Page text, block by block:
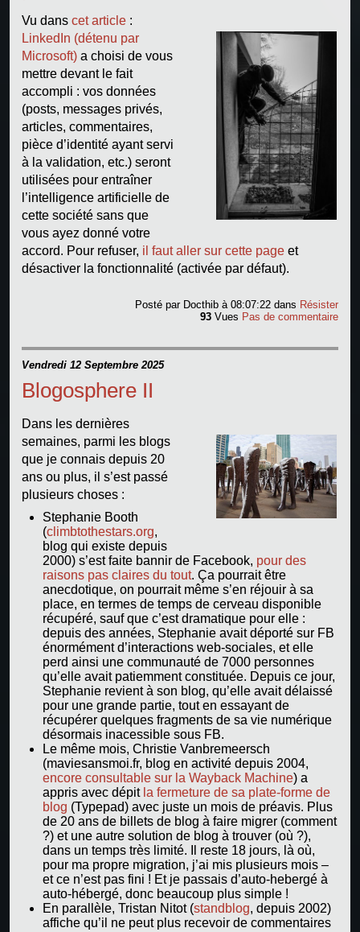
Vu dans cet article:
LinkedIn (détenu par
Microsoft)a choisi de vous
mettre devant le fait
accompli : vos données
(posts, messages privés,
articles, commentaires,
pièce d’identité ayant servi
à la validation, etc.) seront
utilisées pour entraîner
l’intelligence artificielle de
cette société sans que
vous ayez donné votre
accord. Pour refuser, il faut aller sur cette pageet
désactiver la fonctionnalité (activée par défaut).
Posté par Docthib à 08:07:22dans Résister
93 Vues Pas de commentaire
Vendredi 12 Septembre 2025
Blogosphere II
Dans les dernières
semaines, parmi les blogs
que je connais depuis 20
ans ou plus, il s’est passé
plusieurs choses :
Stephanie Booth
(climbtothestars.org,
blog qui existe depuis
2000) s’est faite bannir de Facebook, pour des
raisons pas claires du tout. Ça pourrait être
anecdotique, on pourrait même s’en réjouir à sa
place, en termes de temps de cerveau disponible
récupéré, sauf que c’est dramatique pour elle :
depuis des années, Stephanie avait déporté sur FB
énormément d’interactions web-sociales, et elle
perd ainsi une communauté de 7000 personnes
qu’elle avait patiemment constituée. Depuis ce jour,
Stephanie revient à son blog, qu’elle avait délaissé
pour une grande partie, tout en essayant de
récupérer quelques fragments de sa vie numérique
désormais inacessible sous FB.
Le même mois, Christie Vanbremeersch
(maviesansmoi.fr, blog en activité depuis 2004,
encore consultable sur la Wayback Machine) a
appris avec dépit la fermeture de sa plate-forme de
blog (Typepad) avec juste un mois de préavis. Plus
de 20 ans de billets de blog à faire migrer (comment
?) et une autre solution de blog à trouver (où ?),
dans un temps très limité. Il reste 18 jours, là où,
pour ma propre migration, j’ai mis plusieurs mois –
et ce n’est pas fini ! Et je passais d’auto-hebergé à
auto-hébergé, donc beaucoup plus simple !
En parallèle, Tristan Nitot (standblog, depuis 2002)
affiche qu’il ne peut plus recevoir de commentaires